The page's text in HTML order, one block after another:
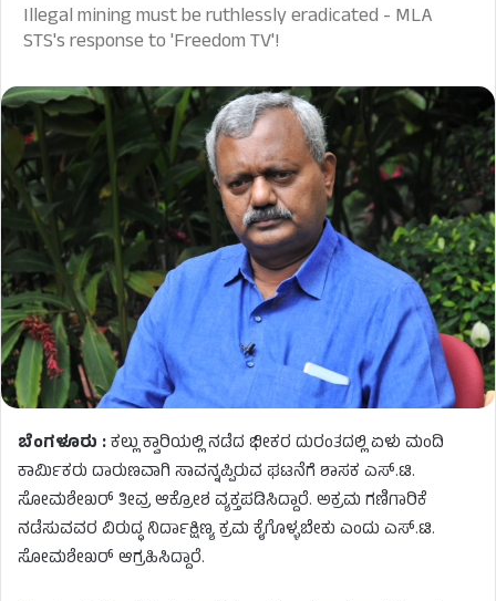
Illegal mining must be ruthlessly eradicated - MLA
STS's response to 'Freedom TV'!
ಬೆಂಗಳೂರು :ಕಲ್ಲು ಕ್ವಾರಿಯಲ್ಲಿ ನಡೆದ ಭೀಕರ ದುರಂತದಲ್ಲಿ ಏಳು ಮಂದಿ
ಕಾರ್ಮಿಕರು ದಾರುಣವಾಗಿ ಸಾವನ್ನಪ್ಪಿರುವ ಘಟನೆಗೆ ಶಾಸಕ ಎಸ್.ಟಿ.
ಸೋಮಶೇಖರ್ ತೀವ್ರ ಆಕ್ರೋಶ ವ್ಯಕ್ತಪಡಿಸಿದ್ದಾರೆ. ಅಕ್ರಮ ಗಣಿಗಾರಿಕೆ
ನಡೆಸುವವರ ವಿರುದ್ಧ ನಿರ್ದಾಕ್ಷಿಣ್ಯ ಕ್ರಮ ಕೈಗೊಳ್ಳಬೇಕು ಎಂದು ಎಸ್.ಟಿ.
ಸೋಮಶೇಖರ್ ಆಗ್ರಹಿಸಿದ್ದಾರೆ.